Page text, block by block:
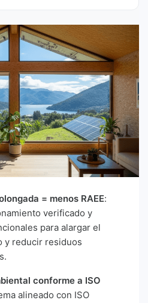
= menos RAEE:
verificado y
para alargar el
y reducir residuos
conforme a ISO
alineado con ISO